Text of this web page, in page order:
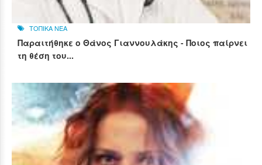
ΤΟΠΙΚΑ ΝΕΑ
Παραιτήθηκε ο Θάνος Γιαννουλάκης - Ποιος παίρνει
τη θέση του...